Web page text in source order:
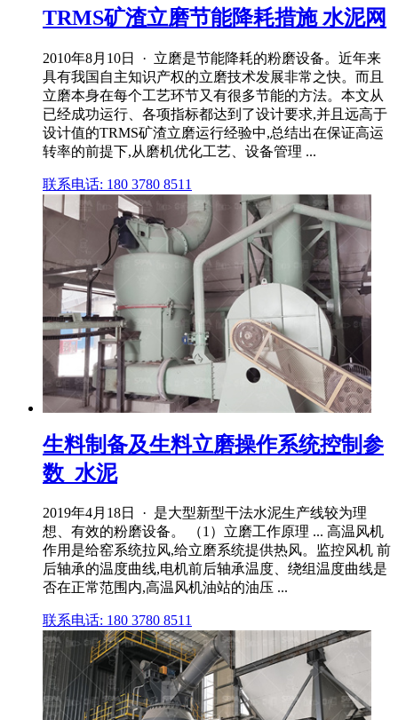
TRMS矿渣立磨节能降耗措施 水泥网
2010年8月10日 · 立磨是节能降耗的粉磨设备。近年来
具有我国自主知识产权的立磨技术发展非常之快。而且
立磨本身在每个工艺环节又有很多节能的方法。本文从
已经成功运行、各项指标都达到了设计要求,并且远高于
设计值的TRMS矿渣立磨运行经验中,总结出在保证高运
转率的前提下,从磨机优化工艺、设备管理 ...
联系电话: 180 3780 8511
生料制备及生料立磨操作系统控制参
数_水泥
2019年4月18日 · 是大型新型干法水泥生产线较为理
想、有效的粉磨设备。 （1）立磨工作原理 ... 高温风机
作用是给窑系统拉风,给立磨系统提供热风。监控风机 前
后轴承的温度曲线,电机前后轴承温度、绕组温度曲线是
否在正常范围内,高温风机油站的油压 ...
联系电话: 180 3780 8511